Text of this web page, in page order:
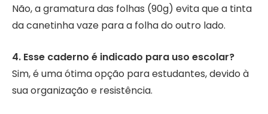
Não, a gramatura das folhas (90g) evita que a tinta
da canetinha vaze para a folha do outro lado.
4. Esse caderno é indicado para uso escolar?
Sim, é uma ótima opção para estudantes, devido à
sua organização e resistência.